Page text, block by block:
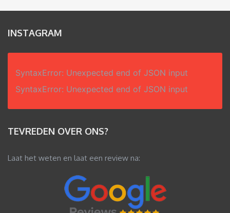
INSTAGRAM
SyntaxError: Unexpected end of JSON input
SyntaxError: Unexpected end of JSON input
TEVREDEN OVER ONS?
Laat het weten en laat een review na: